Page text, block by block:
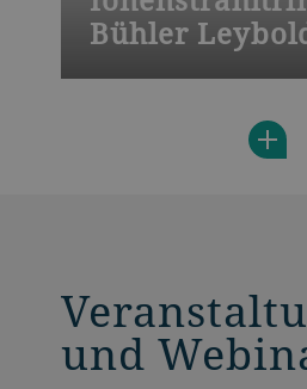
Bühler
Abflachung und
an Wafern mit
und